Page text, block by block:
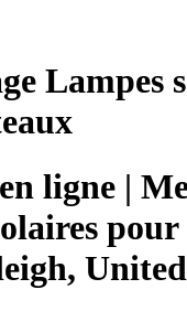
Lampes
ligne |